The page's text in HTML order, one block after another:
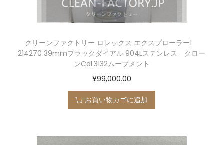
クリーンファクトリー ロレックス エクスプローラー1
214270 39mmブラックダイアル 904Lステンレス クロー
ンCal.3132ムーブメント
¥99,000.00
お買い物カゴに追加